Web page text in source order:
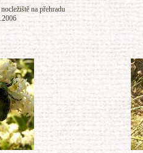
na přehradu